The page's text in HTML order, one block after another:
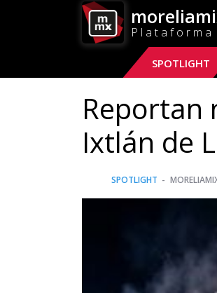
SPOTLIGHT
Reportan
Ixtlán de
SPOTLIGHT